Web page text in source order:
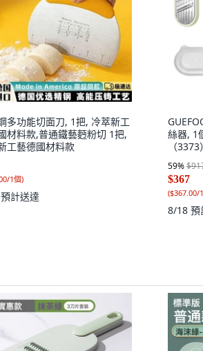
多功能切面刀, 1把, 冷萃新工
材料款,普通鐵藝麪粉切 1把,
工藝德國材料款
1個)
預計送達
絲器, 1
（3373）
59%
$367
($367.00/
8/18 預